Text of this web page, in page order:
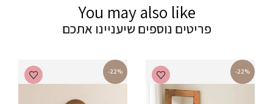
You may also like
פריטים נוספים שיעניינו אתכם
-22%
-22%